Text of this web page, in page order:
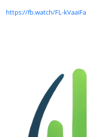
https://fb.watch/FL-kVaaiFa